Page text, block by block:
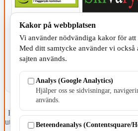
Fristående webbtidningsföretag grundat
ut tidningen Skillingaryd.nu och 2010
Kakor på webbplatsen
Vi använder nödvändiga kakor för att
Med ditt samtycke använder vi också
sajten används.
Analys (Google Analytics)
Hjälper oss se sidvisningar,
används.
Beteendeanalys (Contentsquare/